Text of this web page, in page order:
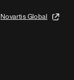
Novartis Global